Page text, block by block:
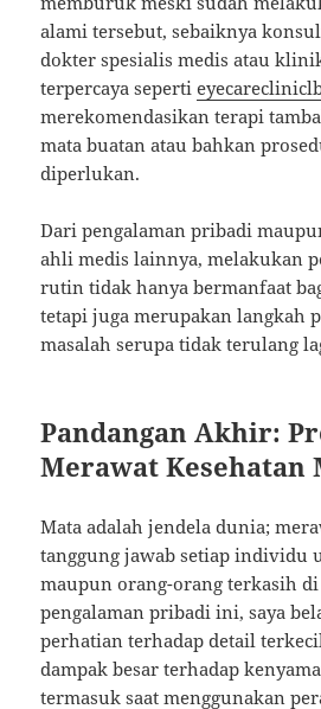
alami tersebut, sebaiknya
dokter spesialis medis atau
terpercaya seperti
merekomendasikan terapi
mata buatan atau bahkan
diperlukan.
Dari pengalaman pribadi
ahli medis lainnya, melakukan
rutin tidak hanya bermanfaat
tetapi juga merupakan langkah
masalah serupa tidak terulang
Pandangan Akhir:
Merawat Kesehatan
Mata adalah jendela dunia;
tanggung jawab setiap
maupun orang-orang terkasih
pengalaman pribadi ini, saya
perhatian terhadap detail
dampak besar terhadap
termasuk saat menggunakan